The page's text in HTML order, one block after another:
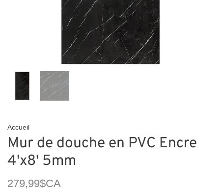
Accueil
Mur de douche en PVC Encre
4'x8' 5mm
279,99$CA